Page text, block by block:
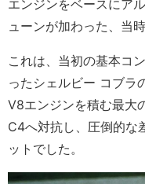
エンジンをベースにア
ューンが加わった、当
これは、当初の基本コ
ったシェルビー コブラ
V8エンジンを積む最大
C4へ対抗し、圧倒的な
ットでした。